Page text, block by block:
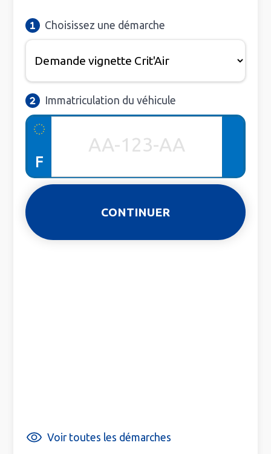
Choisissez une démarche
Immatriculation du véhicule
F
Voir toutes les démarches